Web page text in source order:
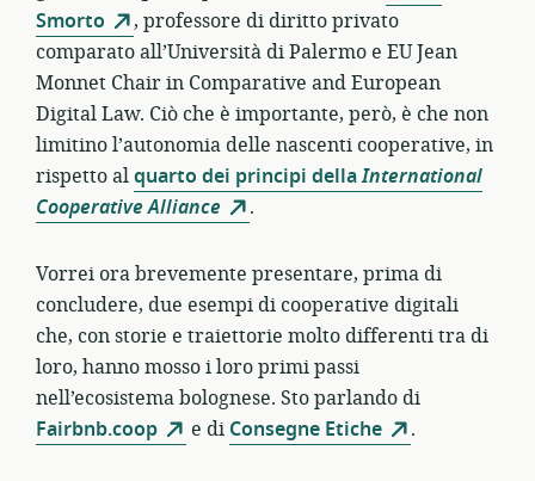
Smorto
, professore di diritto privato
comparato all’Università di Palermo e EU Jean
Monnet Chair in Comparative and European
Digital Law. Ciò che è importante, però, è che non
limitino l’autonomia delle nascenti cooperative, in
rispetto alquarto dei principi dellaInternational
Cooperative Alliance
.
Vorrei ora brevemente presentare, prima di
concludere, due esempi di cooperative digitali
che, con storie e traiettorie molto differenti tra di
loro, hanno mosso i loro primi passi
nell’ecosistema bolognese. Sto parlando di
Fairbnb.coop
e di Consegne Etiche .